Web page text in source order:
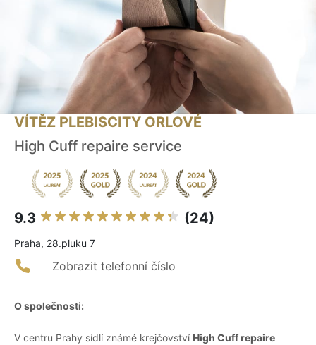
VÍTĚZ PLEBISCITY ORLOVÉ
High Cuff repaire service
9.3 (24)
Praha, 28.pluku 7
Zobrazit telefonní číslo
O společnosti:
V centru Prahy sídlí známé krejčovství High Cuff repaire